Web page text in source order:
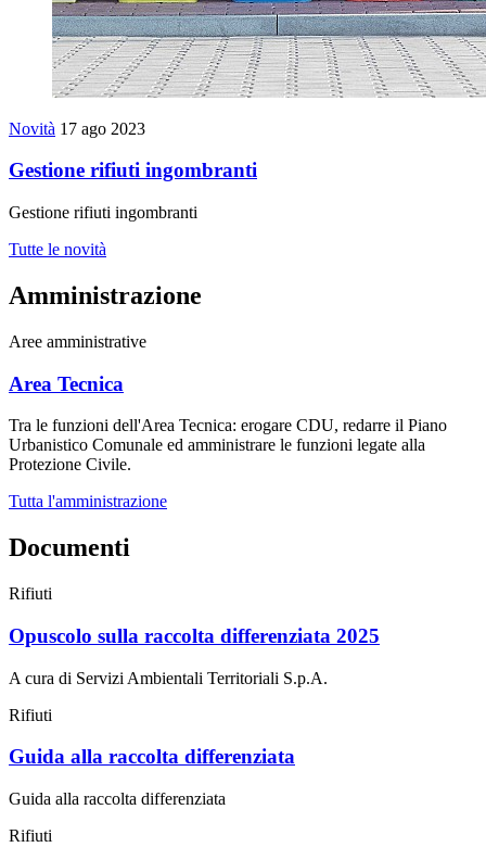
Novità 17 ago 2023
Gestione rifiuti ingombranti
Gestione rifiuti ingombranti
Tutte le novità
Amministrazione
Aree amministrative
Area Tecnica
Tra le funzioni dell'Area Tecnica: erogare CDU, redarre il Piano
Urbanistico Comunale ed amministrare le funzioni legate alla
Protezione Civile.
Tutta l'amministrazione
Documenti
Rifiuti
Opuscolo sulla raccolta differenziata 2025
A cura di Servizi Ambientali Territoriali S.p.A.
Rifiuti
Guida alla raccolta differenziata
Guida alla raccolta differenziata
Rifiuti